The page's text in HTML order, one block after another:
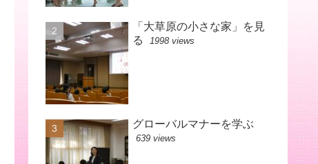
「大草原の小さな家」を見
る
1998 views
グローバルマナーを学ぶ
639 views